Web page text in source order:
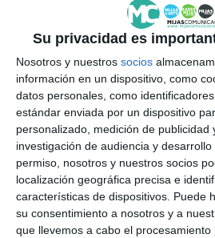
Su privacidad es
Nosotros y nuestros socios
información en un dispositivo, como
datos personales, como
estándar enviada por un dispositivo
personalizado, medición de publicidad
investigación de audiencia y desarrollo
permiso, nosotros y nuestros socios
localización geográfica precisa e
características de dispositivos. Puede
su consentimiento a nosotros y a
que llevemos a cabo el